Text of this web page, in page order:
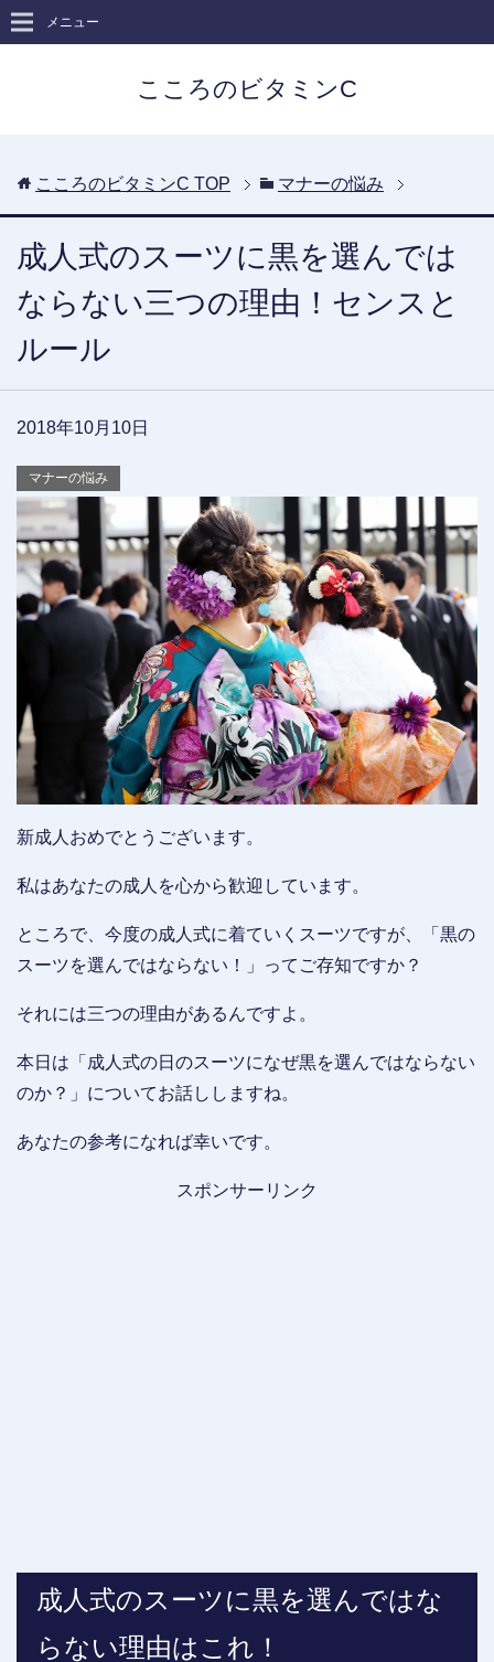
こころのビタミンC
メニュー
こころのビタミンC TOP マナーの悩み
成人式のスーツに黒を選んでは
ならない三つの理由！センスと
ルール
2018年10月10日
マナーの悩み
新成人おめでとうございます。
私はあなたの成人を心から歓迎しています。
ところで、今度の成人式に着ていくスーツですが、「黒の
スーツを選んではならない！」ってご存知ですか？
それには三つの理由があるんですよ。
本日は「成人式の日のスーツになぜ黒を選んではならない
のか？」についてお話ししますね。
あなたの参考になれば幸いです。
スポンサーリンク
成人式のスーツに黒を選んではな
らない理由はこれ！